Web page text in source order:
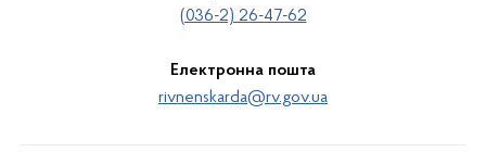
(036-2) 26-47-62
Електронна пошта
rivnenskarda@rv.gov.ua